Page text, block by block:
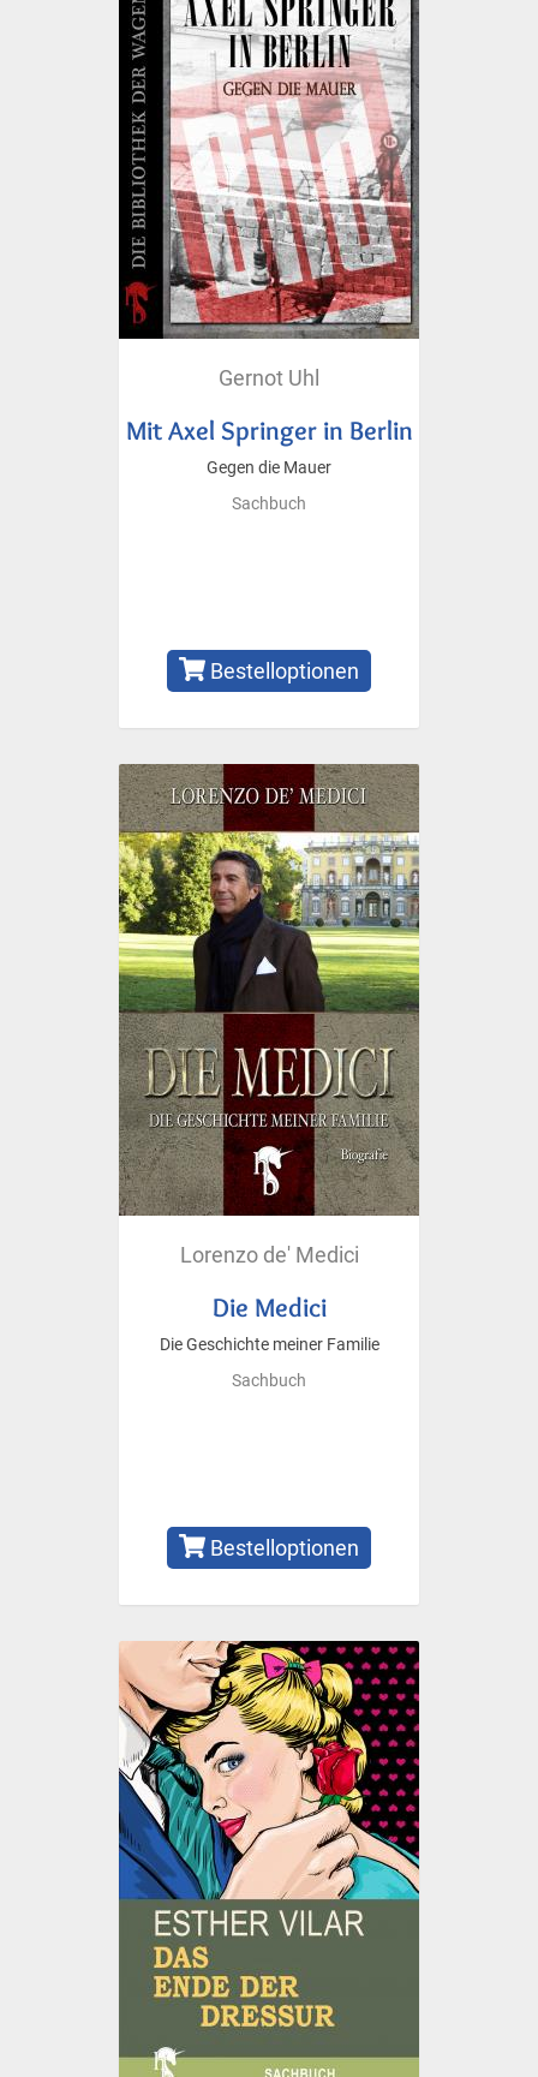
Gernot Uhl
Mit Axel Springer in Berlin
Gegen die Mauer
Sachbuch
Bestelloptionen
Lorenzo de' Medici
Die Medici
Die Geschichte meiner Familie
Sachbuch
Bestelloptionen